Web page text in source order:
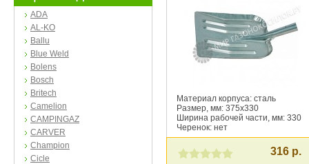
ADA
AL-KO
Ballu
Blue Weld
Bolens
Bosch
Britech
Camelion
CAMPINGAZ
CARVER
Champion
Cicle
Материал корпуса: сталь
Размер, мм: 375х330
Ширина рабочей части, мм: 330
Черенок: нет
316 р.